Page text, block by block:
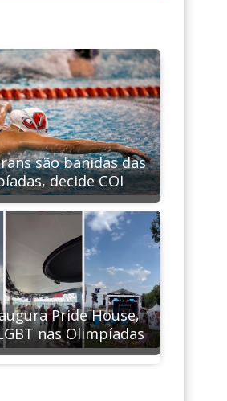
são banidas das
decide COI
Pride House,
nas Olimpíadas